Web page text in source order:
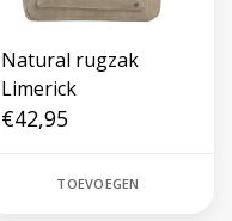
Natural rugzak
Limerick
€42,95
TOEVOEGEN